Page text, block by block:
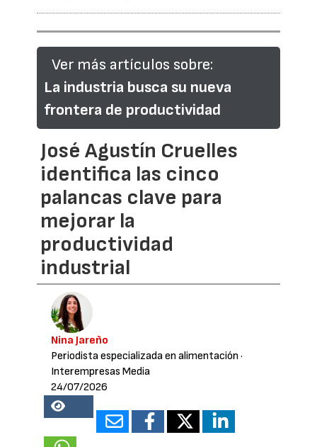
Ver más artículos sobre:
La industria busca su nueva
frontera de productividad
José Agustín Cruelles
identifica las cinco
palancas clave para
mejorar la
productividad
industrial
Nina Jareño
Periodista especializada en alimentación ·
Interempresas Media
24/07/2026
18929